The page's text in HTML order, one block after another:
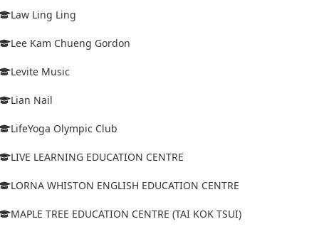
Law Ling Ling
Lee Kam Chueng Gordon
Levite Music
Lian Nail
LifeYoga Olympic Club
LIVE LEARNING EDUCATION CENTRE
LORNA WHISTON ENGLISH EDUCATION CENTRE
MAPLE TREE EDUCATION CENTRE (TAI KOK TSUI)